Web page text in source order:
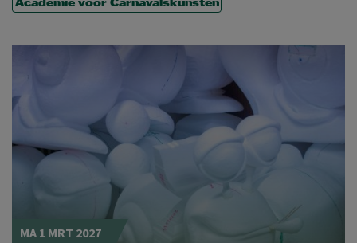
Academie voor Carnavalskunsten
MA 1 MRT 2027